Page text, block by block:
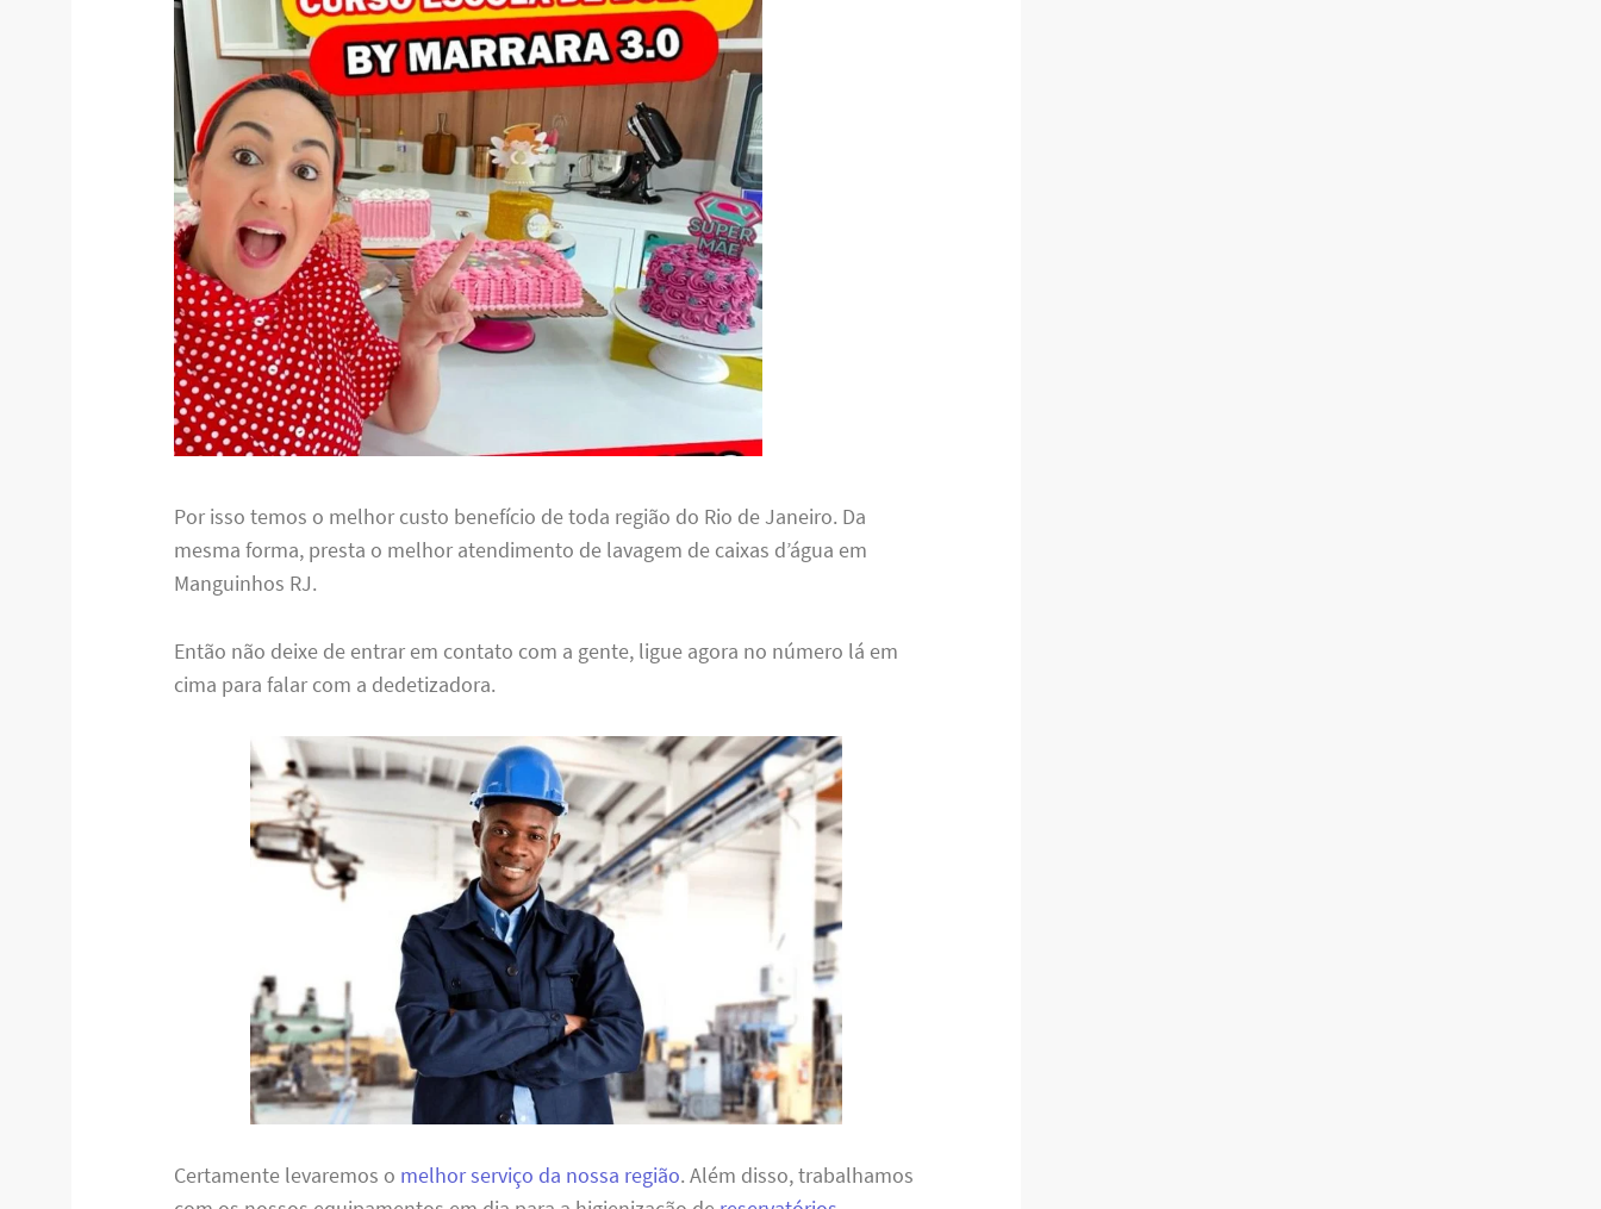
Por isso temos o melhor custo benefício de toda região do Rio de Janeiro. Da
mesma forma, presta o melhor atendimento de lavagem de caixas d’água em
Manguinhos RJ.
Então não deixe de entrar em contato com a gente, ligue agora no número lá em
cima para falar com a dedetizadora.
Certamente levaremos o melhor serviço da nossa região. Além disso, trabalhamos